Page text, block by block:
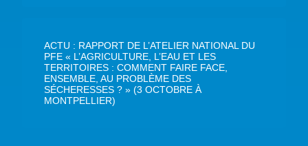
ACTU : RAPPORT DE L’ATELIER NATIONAL DU
PFE « L’AGRICULTURE, L’EAU ET LES
TERRITOIRES : COMMENT FAIRE FACE,
ENSEMBLE, AU PROBLÈME DES
SÉCHERESSES ? » (3 OCTOBRE À
MONTPELLIER)